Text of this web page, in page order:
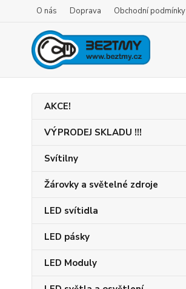
O nás Doprava Obchodní podmínky
AKCE!
VÝPRODEJ SKLADU !!!
Svítilny
Žárovky a světelné zdroje
LED svítidla
LED pásky
LED Moduly